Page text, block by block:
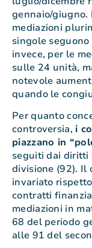
gennaio/giugno.
mediazioni
singole
invece, per le
sulle 24 unità,
notevole
quando le
Per quanto
controversia, i
piazzano in
seguiti dai diritti
divisione (92). Il
invariato
contratti
mediazioni in
68 del periodo
alle 91 del